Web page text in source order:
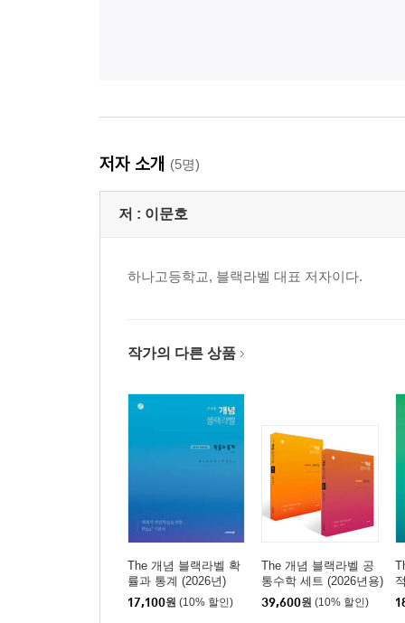
저자 소개 (5명)
저 : 이문호
하나고등학교, 블랙라벨 대표 저자이다.
작가의 다른 상품
The 개념 블랙라벨 확
률과 통계 (2026년)
17,100원 (10% 할인)
The 개념 블랙라벨 공
통수학 세트 (2026년용)
39,600원 (10% 할인)